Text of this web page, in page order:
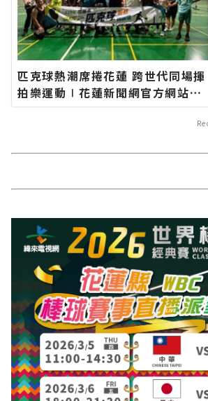
匹克球熱潮席捲花蓮 跨世代同場揮
拍樂運動∣花蓮新聞網官方網站各
類新聞－最快速的今日新聞報導 最